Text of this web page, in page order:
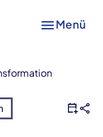
Menü